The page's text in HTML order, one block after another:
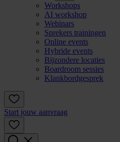
Workshops
AI workshop
Webinars
Sprekers trainingen
Online events
Hybride events
Bijzondere locaties
Boardroom sessies
Klankbordgesprek
Start jouw aanvraag